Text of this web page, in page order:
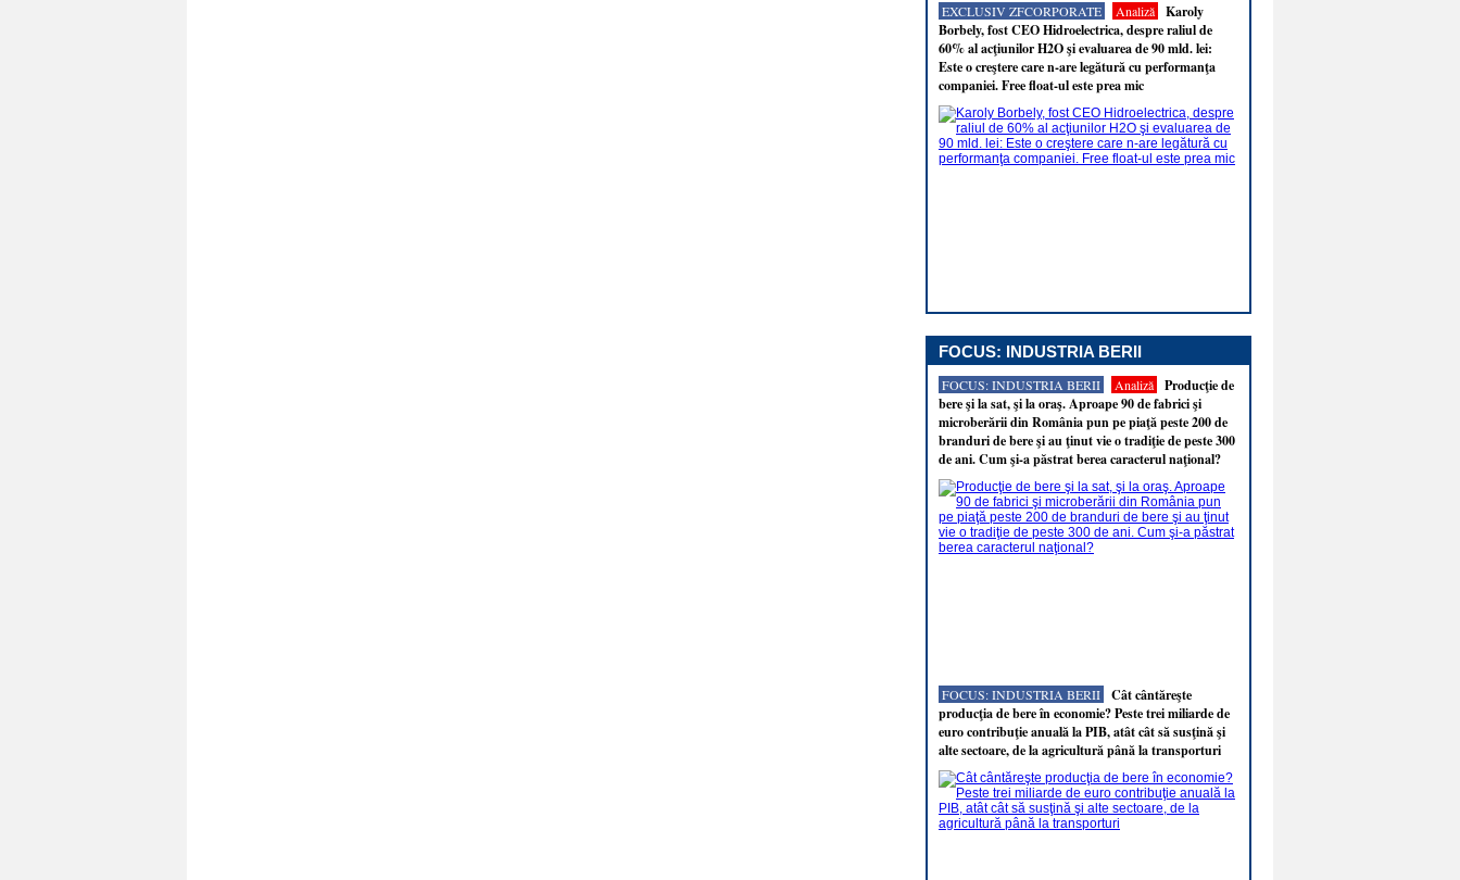
EXCLUSIV ZFCORPORATE Analiză
Karoly
Borbely, fost CEO Hidroelectrica, despre raliul de
60% al acţiunilor H2O şi evaluarea de 90 mld. lei:
Este o creştere care n-are legătură cu performanţa
companiei. Free float-ul este prea mic
FOCUS: INDUSTRIA BERII
FOCUS: INDUSTRIA BERII Analiză
Producţie de
bere şi la sat, şi la oraş. Aproape 90 de fabrici şi
microberării din România pun pe piaţă peste 200 de
branduri de bere şi au ţinut vie o tradiţie de peste 300
de ani. Cum şi-a păstrat berea caracterul naţional?
FOCUS: INDUSTRIA BERII
Cât cântăreşte
producţia de bere în economie? Peste trei miliarde de
euro contribuţie anuală la PIB, atât cât să susţină şi
alte sectoare, de la agricultură până la transporturi